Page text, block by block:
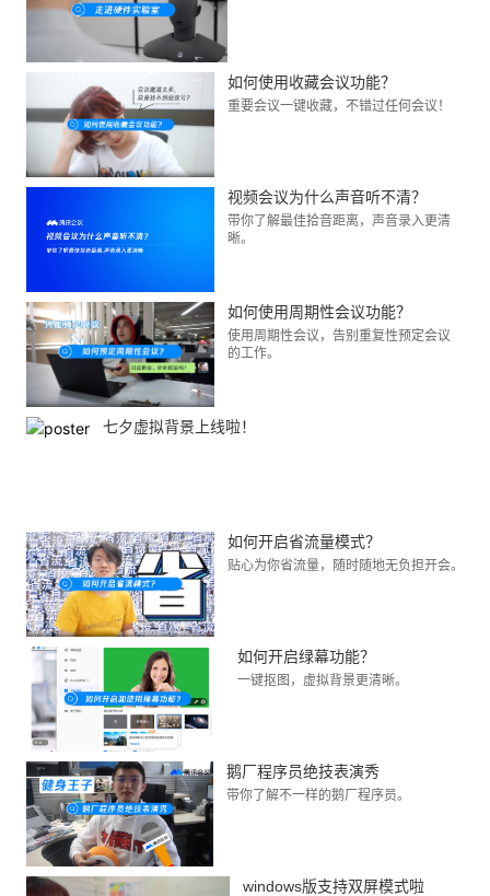
如何使用收藏会议功能？
重要会议一键收藏，不错过任何会议！
视频会议为什么声音听不清？
带你了解最佳拾音距离，声音录入更清
晰。
如何使用周期性会议功能？
使用周期性会议，告别重复性预定会议
的工作。
七夕虚拟背景上线啦！
如何开启省流量模式？
贴心为你省流量，随时随地无负担开会。
如何开启绿幕功能？
一键抠图，虚拟背景更清晰。
鹅厂程序员绝技表演秀
带你了解不一样的鹅厂程序员。
windows版支持双屏模式啦